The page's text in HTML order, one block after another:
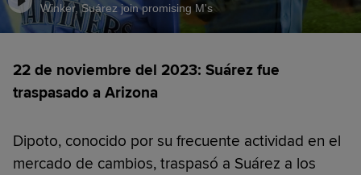
Winker, Suárez join promising M's
22 de noviembre del 2023: Suárez fue
traspasado a Arizona
Dipoto, conocido por su frecuente actividad en el
mercado de cambios, traspasó a Suárez a los